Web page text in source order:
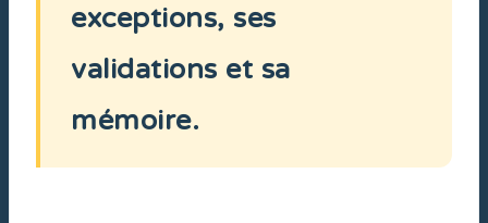
exceptions, ses
validations et sa
mémoire.